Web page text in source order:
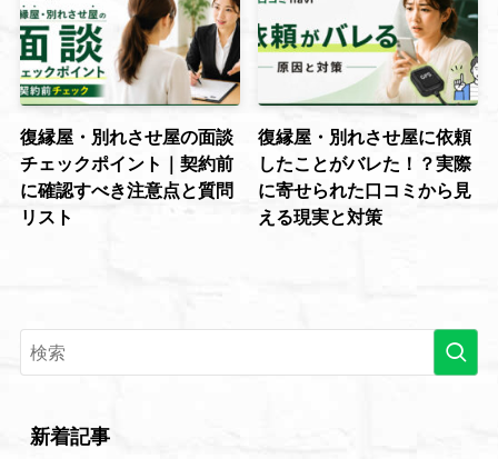
復縁屋・別れさせ屋の面談
チェックポイント｜契約前
に確認すべき注意点と質問
リスト
復縁屋・別れさせ屋に依頼
したことがバレた！？実際
に寄せられた口コミから見
える現実と対策
新着記事